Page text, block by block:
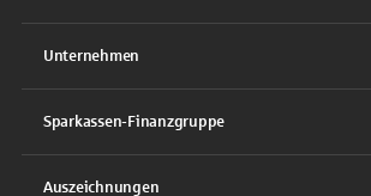
Unternehmen
Sparkassen-Finanzgruppe
Auszeichnungen